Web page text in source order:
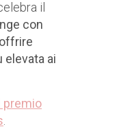
il
con
elevata ai
premio